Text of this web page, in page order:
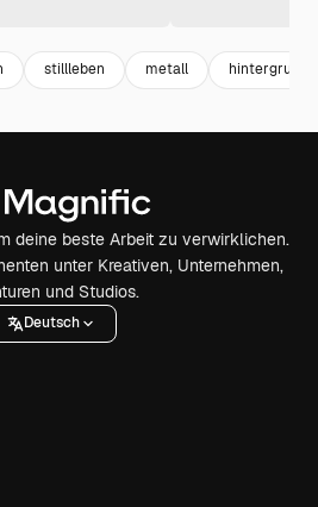
stillleben metall hintergrund
deine beste Arbeit zu verwirklichen.
unter Kreativen, Unternehmen,
und Studios.
Deutsch